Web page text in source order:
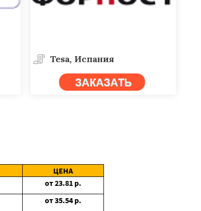
Tesa, Испания
ЦЕНА
от23.81 р.
от35.54 р.